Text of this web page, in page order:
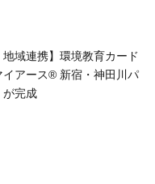
地域連携】環境教育カード
イアース® 新宿・神田川パ
が完成